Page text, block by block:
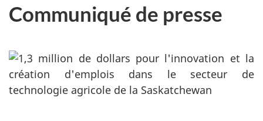
Communiqué de presse